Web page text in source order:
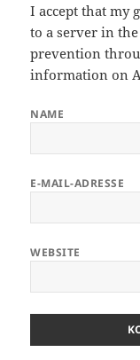
I accept that my
to a server in
prevention
information on
NAME
E-MAIL-ADRESSE
WEBSITE